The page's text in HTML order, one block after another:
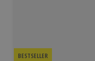
BESTSELLER